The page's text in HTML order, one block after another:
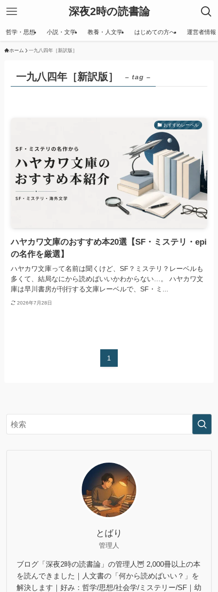
深夜2時の読書論
哲学・思想 小説・文学 教養・人文学 はじめての方へ 運営者情報
ホーム 一九八四年［新訳版］
一九八四年［新訳版］ – tag –
おすすめレーベル
ハヤカワ文庫のおすすめ本20選【SF・ミステリ・epi
の名作を厳選】
ハヤカワ文庫って名前は聞くけど、SF？ミステリ？レーベルも
多くて、結局なにから読めばいいかわからない…。 ハヤカワ文
庫は早川書房が刊行する文庫レーベルで、SF・ミ...
2026年7月28日
1
とばり
管理人
ブログ「深夜2時の読書論」の管理人🦉 2,000冊以上の本
を読んできました｜人文書の「何から読めばいい？」を
解決します｜好み：哲学/思想/社会学/ミステリー/SF｜幼